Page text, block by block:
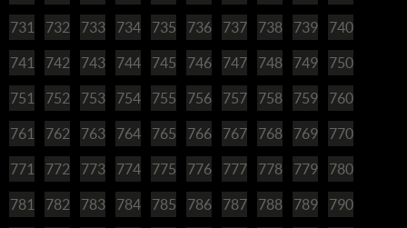
731 732 733 734 735 736 737 738 739 740
741 742 743 744 745 746 747 748 749 750
751 752 753 754 755 756 757 758 759 760
761 762 763 764 765 766 767 768 769 770
771 772 773 774 775 776 777 778 779 780
781 782 783 784 785 786 787 788 789 790